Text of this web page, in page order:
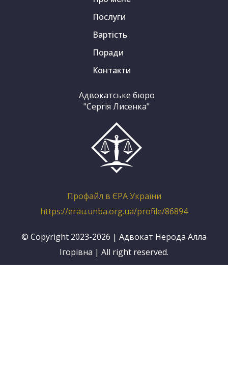
Послуги
Вартість
Поради
Контакти
Адвокатське бюро
"Сергія Лисенка"
Профайл в ЄРА України
https://erau.unba.org.ua/profile/86894
© Copyright 2023-2026 | Адвокат Нерода Алла
Ігорівна | All right reserved.